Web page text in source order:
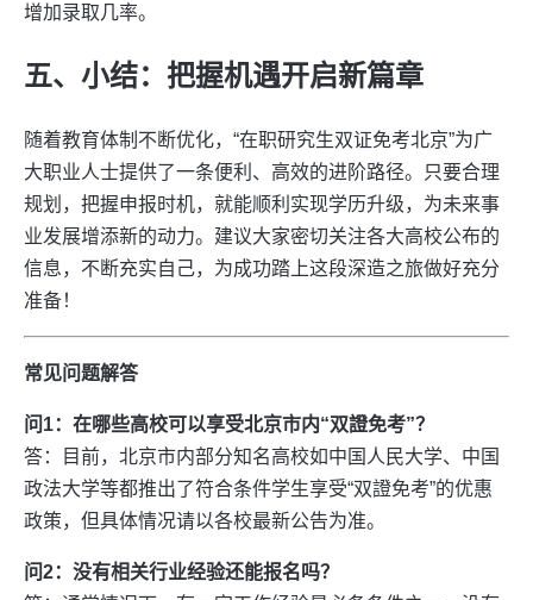
增加录取几率。
五、小结：把握机遇开启新篇章
随着教育体制不断优化，“在职研究生双证免考北京”为广
大职业人士提供了一条便利、高效的进阶路径。只要合理
规划，把握申报时机，就能顺利实现学历升级，为未来事
业发展增添新的动力。建议大家密切关注各大高校公布的
信息，不断充实自己，为成功踏上这段深造之旅做好充分
准备！
常见问题解答
问1：在哪些高校可以享受北京市内“双證免考”？
答：目前，北京市内部分知名高校如中国人民大学、中国
政法大学等都推出了符合条件学生享受“双證免考”的优惠
政策，但具体情况请以各校最新公告为准。
问2：没有相关行业经验还能报名吗？